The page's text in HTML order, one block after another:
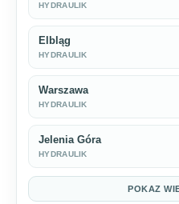
HYDRAULIK
Elbląg
HYDRAULIK
Warszawa
HYDRAULIK
Jelenia Góra
HYDRAULIK
POKAZ